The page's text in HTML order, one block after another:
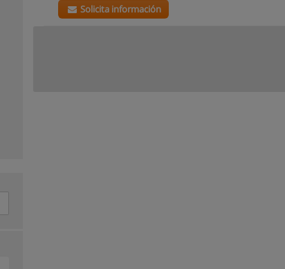
Solicita información